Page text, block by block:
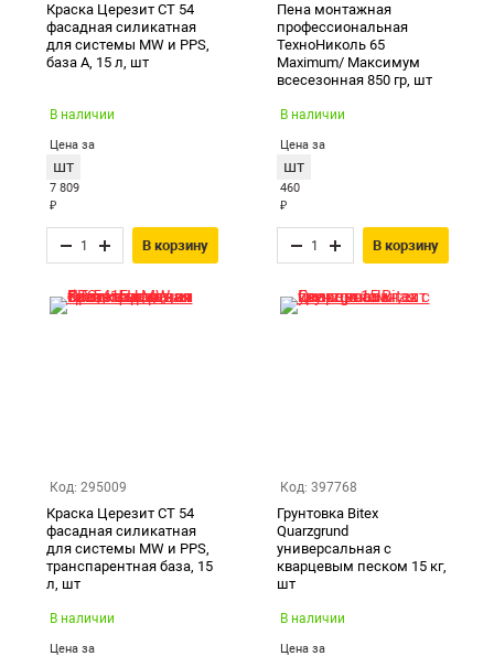
Краска Церезит CT 54
фасадная силикатная
для системы MW и PPS,
база А, 15 л, шт
В наличии
Цена за
шт
7 809
₽
В корзину
Пена монтажная
профессиональная
ТехноНиколь 65
Maximum/ Максимум
всесезонная 850 гр, шт
В наличии
Цена за
шт
460
₽
В корзину
Код: 295009
Краска Церезит CT 54
фасадная силикатная
для системы MW и PPS,
транспарентная база, 15
л, шт
В наличии
Цена за
Код: 397768
Грунтовка Bitex
Quarzgrund
универсальная c
кварцевым песком 15 кг,
шт
В наличии
Цена за